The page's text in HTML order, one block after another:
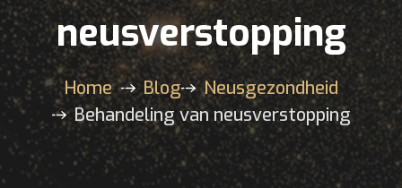
neusverstopping
Home Blog
Neusgezondheid
Behandeling van neusverstopping